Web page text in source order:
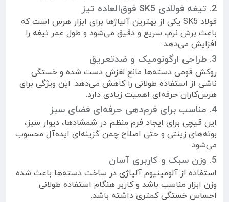
2. تیغه فولادی SK5 فوق‌العاده تیز
فولاد SK5 یکی از بهترین آلیاژها برای ابزار هرس است که
باعث برش نرم، سریع و دقیق می‌شود و طول عمر تیغه را
افزایش می‌دهد.
3. طراحی ارگونومیک و ضدتعریق
روکش فومی دسته‌ها مانع لغزش دست شده و خستگی
ناشی از استفاده طولانی را کاهش می‌دهد. این ویژگی برای
هرس‌کاران حرفه‌ای اهمیت زیادی دارد.
4. مناسب برای فرم‌دهی حرفه‌ای فضای سبز
این قیچی برای ایجاد فرم منظم در شمشادها، دیوار سبز،
بوته‌های زینتی و حتی اصلاح چمن گزینه‌ای ایده‌آل محسوب
می‌شود.
5. وزن سبک و کاربری آسان
استفاده از آلومینیوم آلیاژی در ساخت دسته‌ها باعث شده
وزن ابزار مناسب باشد و کاربر هنگام استفاده طولانی
احساس خستگی کمتری داشته باشد.